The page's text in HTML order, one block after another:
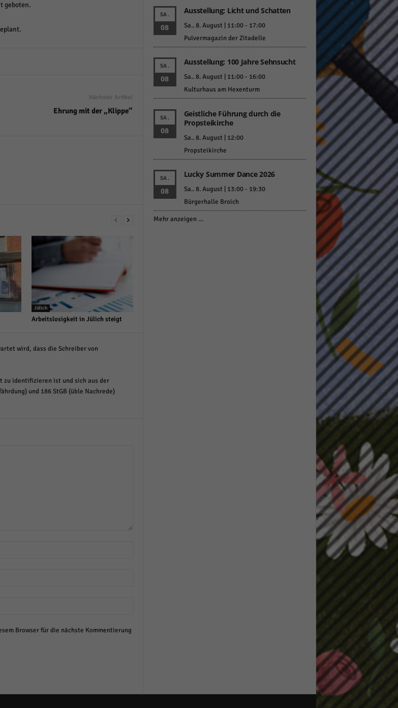
geboten.
Nächster Artikel
Ehrung mit der „Klippe“
Jülich
Arbeitslosigkeit in Jülich steigt
wird, dass die Schreiber von
zu identifizieren ist und sich aus der
und 186 StGB (üble Nachrede)
Browser für die nächste Kommentierung
SA.
08
Ausstellung: Licht und Schatten
Sa.. 8. August | 11:00- 17:00
Pulvermagazin der Zitadelle
SA.
08
Ausstellung: 100 Jahre Sehnsucht
Sa.. 8. August | 11:00- 16:00
Kulturhaus am Hexenturm
SA.
08
Geistliche Führung durch die
Propsteikirche
Sa.. 8. August | 12:00
Propsteikirche
SA.
08
Lucky Summer Dance 2026
Sa.. 8. August | 13:00- 19:30
Bürgerhalle Broich
Mehr anzeigen …